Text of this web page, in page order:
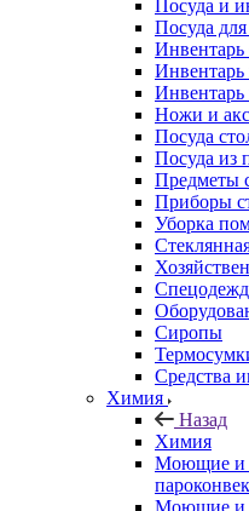
Посуда и
Посуда
Инвентарь
Ножи и
Посуда
Посуда из
Предметы
Приборы
Уборка
Сиропы
Средства
Химия
Назад
Химия
Моющие и
Моющие и